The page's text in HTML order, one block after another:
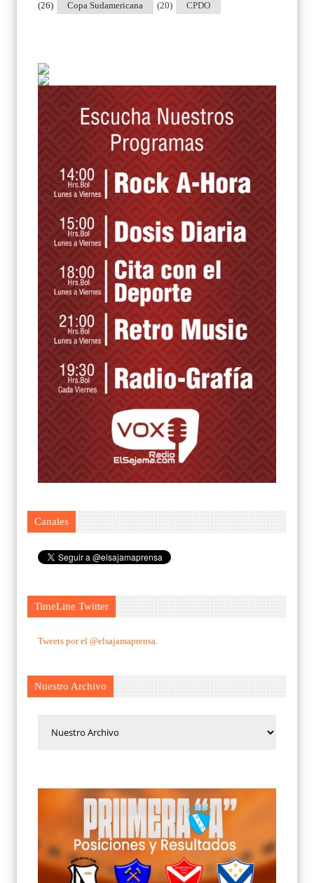
Copa Sudamericana
(26) CPDO
(20)
Canales
TimeLine Twitter
Tweets por el @elsajamaprensa.
Nuestro Archivo